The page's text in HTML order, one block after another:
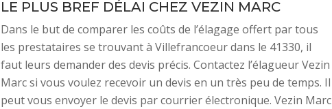
LE PLUS BREF DÉLAI CHEZ VEZIN MARC
Dans le but de comparer les coûts de l’élagage offert par tous
les prestataires se trouvant à Villefrancoeur dans le 41330, il
faut leurs demander des devis précis. Contactez l’élagueur Vezin
Marc si vous voulez recevoir un devis en un très peu de temps. Il
peut vous envoyer le devis par courrier électronique. Vezin Marc